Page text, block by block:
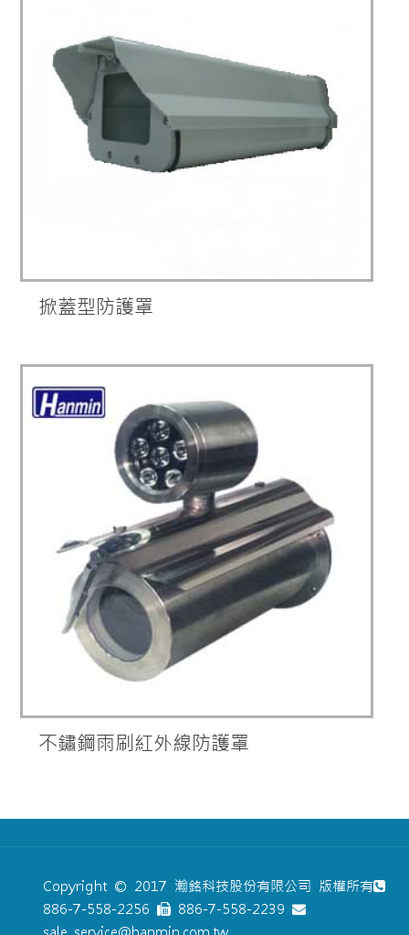
掀蓋型防護罩
不鏽鋼雨刷紅外線防護罩
Copyright © 2017 瀚銘科技股份有限公司 版權所有
886-7-558-2256
886-7-558-2239
sale_service@hanmin.com.tw